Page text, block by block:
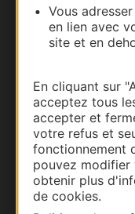
Vous
en lien avec
site et en
En cliquant sur
acceptez tous
accepter et
votre refus et
fonctionnement
pouvez
obtenir plus
de cookies.